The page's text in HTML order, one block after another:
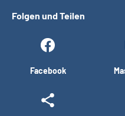
Folgen und Teilen
Facebook